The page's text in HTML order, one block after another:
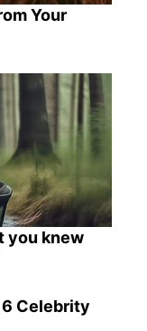
Your
you knew
Celebrity